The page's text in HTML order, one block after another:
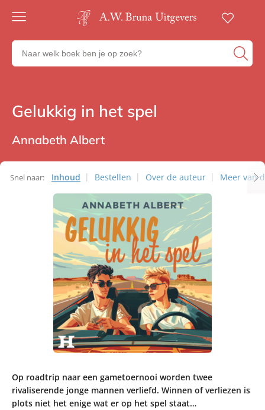
Gratis
23:00
in huis
betalen
retourneren
Zoeken
naar
uitgevers
Heartbeat
Gelukkig in het spel
Annabeth Albert
Snel naar: Inhoud Bestellen Over de auteur Meer van
Op roadtrip naar een gametoernooi worden twee
rivaliserende jonge mannen verliefd. Winnen of verliezen is
plots niet het enige wat er op het spel staat…